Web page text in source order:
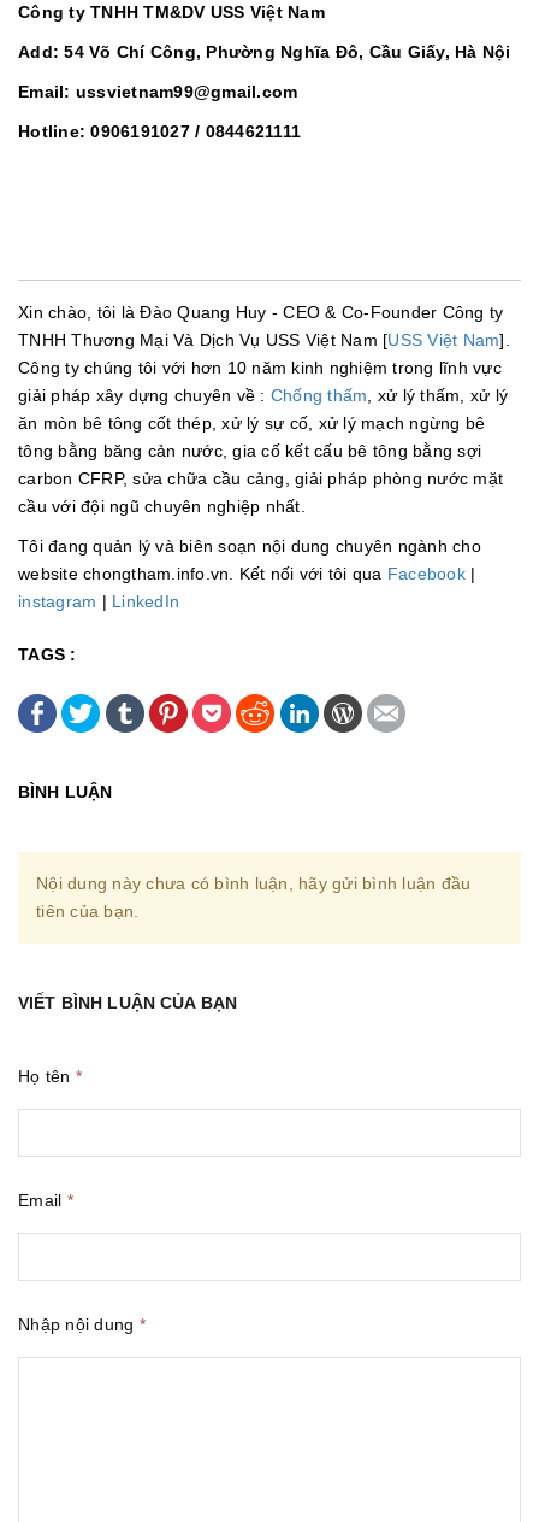
Công ty TNHH TM&DV USS Việt Nam
Add: 54 Võ Chí Công, Phường Nghĩa Đô, Cầu Giấy, Hà Nội
Email: ussvietnam99@gmail.com
Hotline: 0906191027 / 0844621111
Xin chào, tôi là Đào Quang Huy - CEO & Co-Founder Công ty
TNHH Thương Mại Và Dịch Vụ USS Việt Nam [USS Việt Nam].
Công ty chúng tôi với hơn 10 năm kinh nghiệm trong lĩnh vực
giải pháp xây dựng chuyên về : Chống thấm, xử lý thấm, xử lý
ăn mòn bê tông cốt thép, xử lý sự cố, xử lý mạch ngừng bê
tông bằng băng cản nước, gia cố kết cấu bê tông bằng sợi
carbon CFRP, sửa chữa cầu cảng, giải pháp phòng nước mặt
cầu với đội ngũ chuyên nghiệp nhất.
Tôi đang quản lý và biên soạn nội dung chuyên ngành cho
website chongtham.info.vn. Kết nối với tôi qua Facebook|
instagram | LinkedIn
TAGS :
BÌNH LUẬN
Nội dung này chưa có bình luận, hãy gửi bình luận đầu
tiên của bạn.
VIẾT BÌNH LUẬN CỦA BẠN
Họ tên *
Email *
Nhập nội dung *